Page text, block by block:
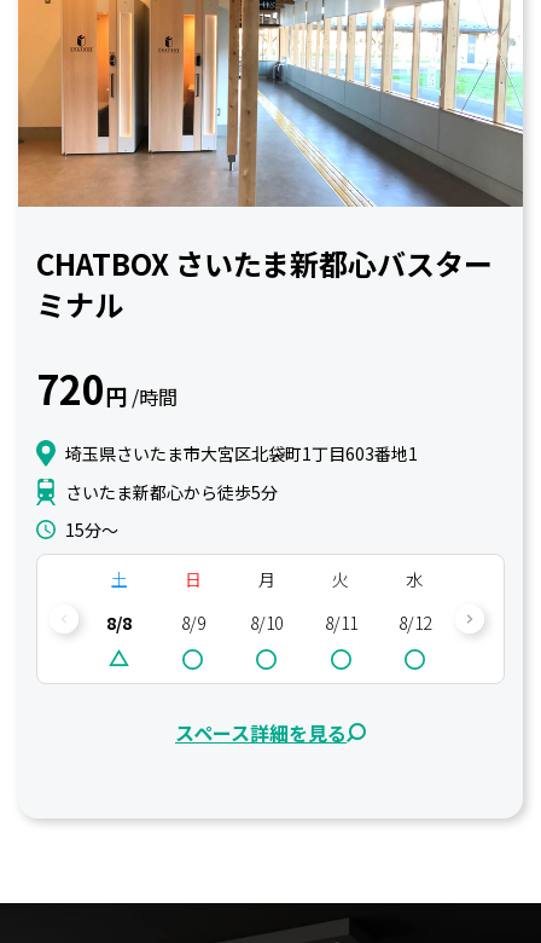
CHATBOX さいたま新都心バスター
ミナル
720円 /時間
埼玉県さいたま市大宮区北袋町1丁目603番地1
さいたま新都心から徒歩5分
15分〜
土
8/8
日
8/9
月
8/10
火
8/11
水
8/12
8/13
スペース詳細を見る